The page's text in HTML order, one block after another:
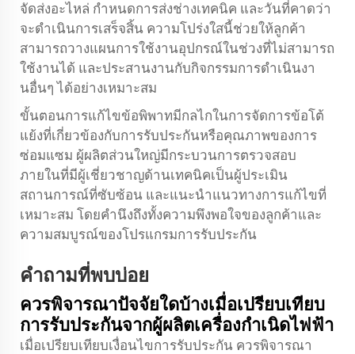
จัดส่งอะไหล่ กำหนดการส่งช่างเทคนิค และวันที่คาดว่า
จะดำเนินการเสร็จสิ้น ความโปร่งใสนี้ช่วยให้ลูกค้า
สามารถวางแผนการใช้งานอุปกรณ์ในช่วงที่ไม่สามารถ
ใช้งานได้ และประสานงานกับกิจกรรมการดำเนินงา
นอื่นๆ ได้อย่างเหมาะสม
ขั้นตอนการแก้ไขข้อพิพาทมีกลไกในการจัดการข้อโต้
แย้งที่เกี่ยวข้องกับการรับประกันหรือคุณภาพของการ
ซ่อมแซม ผู้ผลิตส่วนใหญ่มีกระบวนการตรวจสอบ
ภายในที่มีผู้เชี่ยวชาญด้านเทคนิคเป็นผู้ประเมิน
สถานการณ์ที่ซับซ้อน และแนะนำแนวทางการแก้ไขที่
เหมาะสม โดยคำนึงถึงทั้งความพึงพอใจของลูกค้าและ
ความสมบูรณ์ของโปรแกรมการรับประกัน
คำถามที่พบบ่อย
ควรพิจารณาปัจจัยใดบ้างเมื่อเปรียบเทียบ
การรับประกันจากผู้ผลิตเครื่องกำเนิดไฟฟ้า
เมื่อเปรียบเทียบเงื่อนไขการรับประกัน ควรพิจารณา